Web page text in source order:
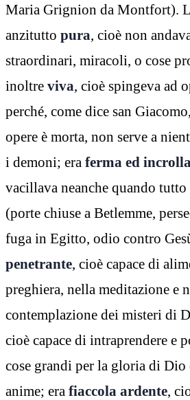
Maria Grignion da Montfort).
anzitutto pura, cioè non
straordinari, miracoli, o cose
inoltre viva, cioè spingeva ad
perché, come dice san
opere è morta, non serve a
i demoni; era ferma ed
vacillava neanche quando tutto
(porte chiuse a Betlemme,
fuga in Egitto, odio contro
penetrante, cioè capace di
preghiera, nella meditazione e
contemplazione dei misteri di
cioè capace di intraprendere e
cose grandi per la gloria di Dio
anime; era fiaccola ardente,